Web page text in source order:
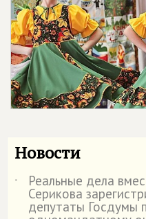
Новости
˙ Реальные дела
Серикова
депутаты Госдумы